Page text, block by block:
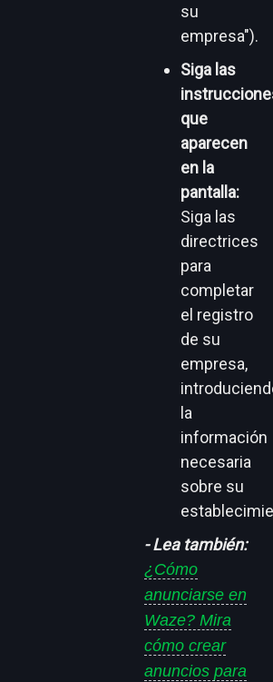
su
empresa").
Siga las
que
aparecen
en la
pantalla:
Siga las
directrices
para
completar
el registro
de su
empresa,
la
información
necesaria
sobre su
- Lea también:
¿Cómo
anunciarse en
Waze? Mira
cómo crear
anuncios para